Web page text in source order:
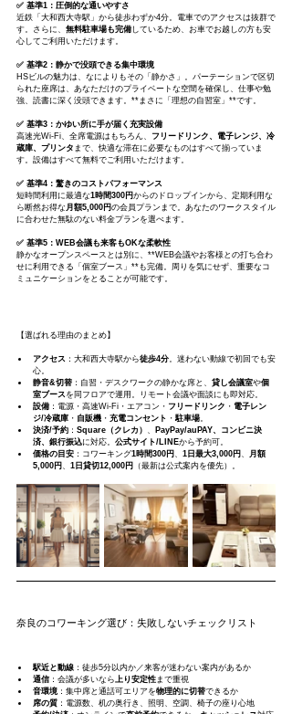
✅ 基準1：圧倒的な通いやすさ
近鉄「大和西大寺駅」から徒歩わずか4分。電車でのアクセスは抜群で
す。さらに、 無料駐車場も完備 しているため、お車でお越しの方も安
心してご利用いただけます。
✅ 基準2：静かで没頭できる集中環境
HSビルの魅力は、なによりもその「静かさ」。パーテーションで区切
られた座席は、あなただけのプライベートな空間を確保し、仕事や勉
強、読書に深く没頭できます。**まさに「理想の自習室」**です。
✅ 基準3：かゆい所に手が届く充実設備
高速光Wi-Fi、全席電源はもちろん、 フリードリンク、電子レンジ、冷
蔵庫、プリンタ まで、快適な滞在に必要なものはすべて揃っていま
す。設備はすべて無料でご利用いただけます。
✅ 基準4：驚きのコストパフォーマンス
短時間利用に最適な1時間300円からのドロップインから、定期利用な
ら断然お得な 月額5,000円の会員プランまで。あなたのワークスタイル
に合わせた無駄のない料金プランを選べます。
✅ 基準5：WEB会議も来客もOKな柔軟性
静かなオープンスペースとは別に、**WEB会議やお客様との打ち合わ
せに利用できる「個室ブース」**も完備。周りを気にせず、重要なコ
ミュニケーションをとることが可能です。
【選ばれる理由のまとめ】
アクセス ：大和西大寺駅から徒歩4分。迷わない動線で初回でも安
心。
静音&切替 ：自習・デスクワークの静かな席と、 貸し会議室や個
室ブースを同フロアで運用。リモート会議や面談にも即対応。
設備 ：電源・高速Wi‑Fi・エアコン・ フリードリンク ・ 電子レン
ジ/冷蔵庫 ・ 自販機 ・ 充電コンセント ・駐車場。
決済/予約 ： Square（クレカ） 、
PayPay/auPAY、コンビニ決
済、銀行振込に対応。 公式サイト/LINEから予約可。
価格の目安 ：コワーキング1時間300円 、 1日最大3,000円 、 月額
5,000円 、 1日貸切12,000円 （最新は公式案内を優先）。
奈良のコワーキング選び：失敗しないチェックリスト
駅近と動線 ：徒歩5分以内か／来客が迷わない案内があるか
通信 ：会議が多いなら上り安定性まで重視
音環境：集中席と通話可エリアを物理的に切替できるか
席の質 ：電源数、机の奥行き、照明、空調、椅子の座り心地